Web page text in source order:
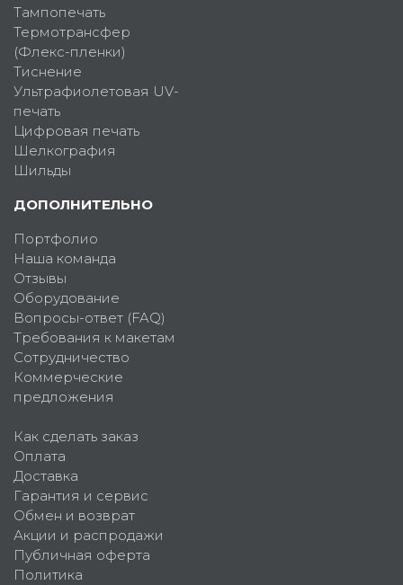
Тампопечать
Термотрансфер
(Флекс-пленки)
Тиснение
Ультрафиолетовая UV-
печать
Цифровая печать
Шелкография
Шильды
ДОПОЛНИТЕЛЬНО
Портфолио
Наша команда
Отзывы
Оборудование
Вопросы-ответ (FAQ)
Требования к макетам
Сотрудничество
Коммерческие
предложения
Как сделать заказ
Оплата
Доставка
Гарантия и сервис
Обмен и возврат
Акции и распродажи
Публичная оферта
Политика